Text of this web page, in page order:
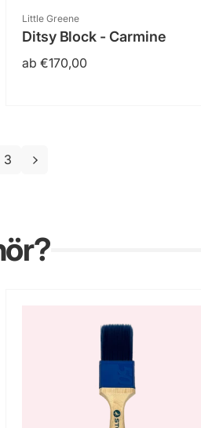
Anbieter:
Little Greene
Ditsy Block - Carmine
Normaler
ab €170,00
3